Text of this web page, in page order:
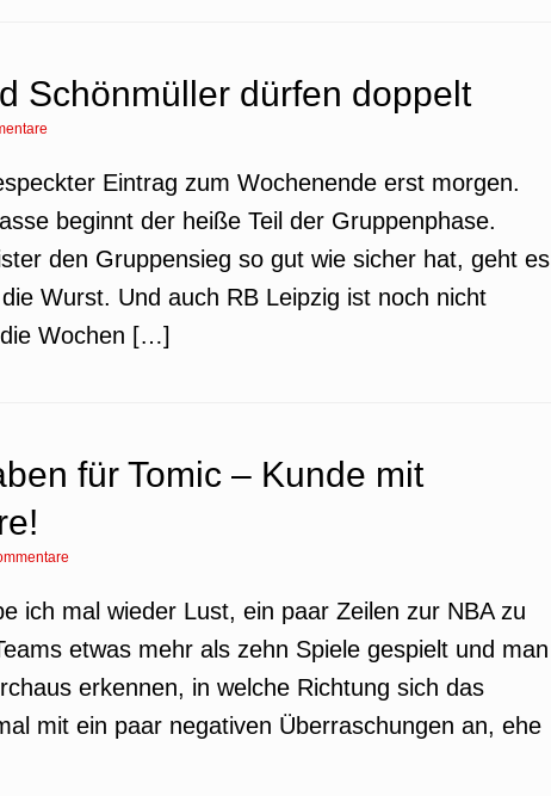
Schönmüller dürfen doppelt
Eintrag zum Wochenende erst morgen.
beginnt der heiße Teil der Gruppenphase.
den Gruppensieg so gut wie sicher hat, geht es
Wurst. Und auch RB Leipzig ist noch nicht
Wochen […]
für Tomic – Kunde mit
ich mal wieder Lust, ein paar Zeilen zur NBA zu
etwas mehr als zehn Spiele gespielt und man
erkennen, in welche Richtung sich das
mit ein paar negativen Überraschungen an, ehe